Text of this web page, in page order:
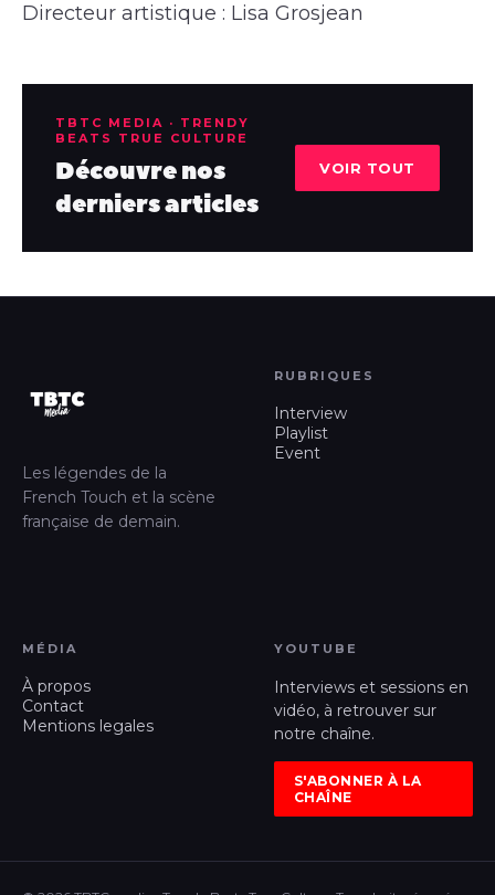
Directeur artistique : Lisa Grosjean
TBTC MEDIA · TRENDY
BEATS TRUE CULTURE
Découvre nos
derniers articles
VOIR TOUT
Les légendes de la
French Touch et la scène
française de demain.
RUBRIQUES
Interview
Playlist
Event
MÉDIA
À propos
Contact
Mentions legales
YOUTUBE
Interviews et sessions en
vidéo, à retrouver sur
notre chaîne.
S'ABONNER À LA
CHAÎNE